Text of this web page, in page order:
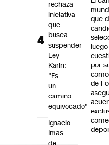
que
por
de
rechaza
iniciativa
que
busca
suspender
Ley
Karin:
"Es
un
camino
equivocado"
Ignacio
Imas
de